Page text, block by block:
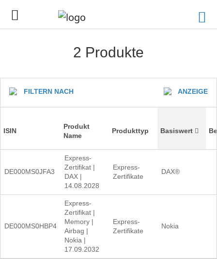
2 Produkte
FILTERN NACH ANZEIGE
ISIN
Produkt
Name
Produkttyp Basiswert
DE000MS0JFA3
Express-
Zertifikat |
DAX |
14.08.2028
Express-
Zertifikate
DAX®
DE000MS0HBP4
Express-
Zertifikat |
Memory |
Airbag |
Nokia |
17.09.2032
Express-
Zertifikate
Nokia